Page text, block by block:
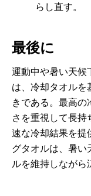
らし直す。
最後に
運動中や暑い天候
は、冷却タオルを
きである。最高
さを重視して長
速な冷却結果を提
グタオルは、暑い
ルを維持しながら